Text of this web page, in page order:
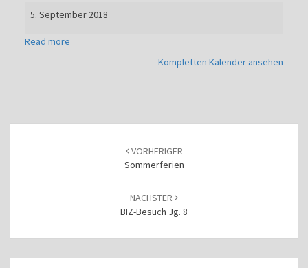
Berufsberatung
5. September 2018
Read more
Kompletten Kalender ansehen
VORHERIGER
Sommerferien
NÄCHSTER
BIZ-Besuch Jg. 8